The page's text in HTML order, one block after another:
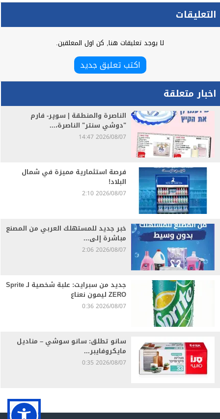
التعليقات
لا يوجد تعليقات هنا, كن اول المعلقين.
اكتب تعليق جديد
اخبار متعلقة
الناصرة والمنطقة | سوپر- فارم
"دوشي سنتر" الناصرة،...
2026/08/07 14:47
فرصة استثمارية مميزة في شمال
البلاد!
2026/08/07 2:10
خبر جديد للمستهلك العربي من المصنع
مباشرة إلى...
2026/08/07 2:06
جديد من سبرايت: علبة شخصية لـ Sprite
ZERO ليمون نعناع
2026/08/07 0:36
سانو تطلق: سانو سوشي – مناديل
مايكروفايبر...
2026/08/07 0:35